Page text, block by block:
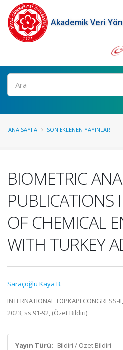
Akademik Veri
Ara
ANA SAYFA SON EKLENEN YAYINLAR
BIOMETRIC
PUBLICATIONS
OF CHEMICAL
WITH TURKEY
Saraçoğlu Kaya B.
INTERNATIONAL TOPKAPI
2023, ss.91-92, (Özet Bildiri)
Yayın Türü: Bildiri / Özet Bildiri